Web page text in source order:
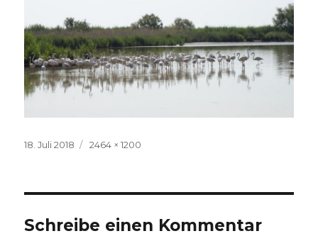
Veröffentlicht
18. Juli 2018
Volle
2464 × 1200
Schreibe einen Kommentar